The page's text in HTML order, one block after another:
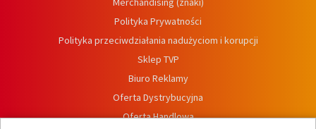
Polityka Prywatności
Polityka przeciwdziałania nadużyciom i korupcji
Sklep TVP
Biuro Reklamy
Oferta Dystrybucyjna
Oferta Handlowa